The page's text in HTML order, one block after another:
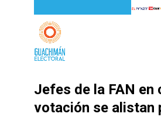
Jefes de la FAN en
votación se alistan